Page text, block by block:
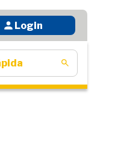
Login